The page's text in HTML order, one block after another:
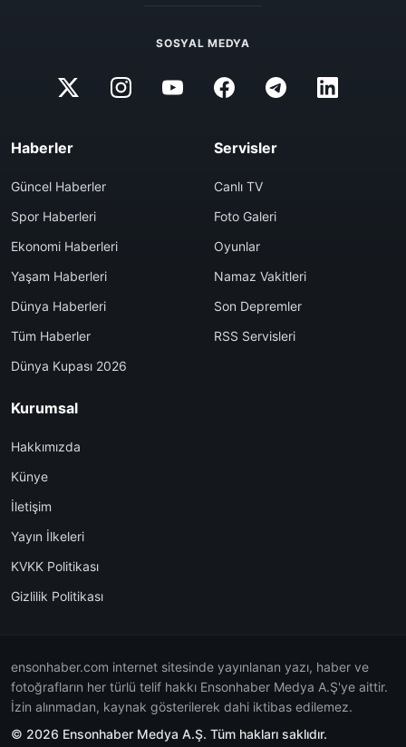
SOSYAL MEDYA
Haberler
Güncel Haberler
Spor Haberleri
Ekonomi Haberleri
Yaşam Haberleri
Dünya Haberleri
Tüm Haberler
Dünya Kupası 2026
Servisler
Canlı TV
Foto Galeri
Oyunlar
Namaz Vakitleri
Son Depremler
RSS Servisleri
Kurumsal
Hakkımızda
Künye
İletişim
Yayın İlkeleri
KVKK Politikası
Gizlilik Politikası
ensonhaber.com internet sitesinde yayınlanan yazı, haber ve
fotoğrafların her türlü telif hakkı Ensonhaber Medya A.Ş'ye aittir.
İzin alınmadan, kaynak gösterilerek dahi iktibas edilemez.
© 2026 Ensonhaber Medya A.Ş. Tüm hakları saklıdır.